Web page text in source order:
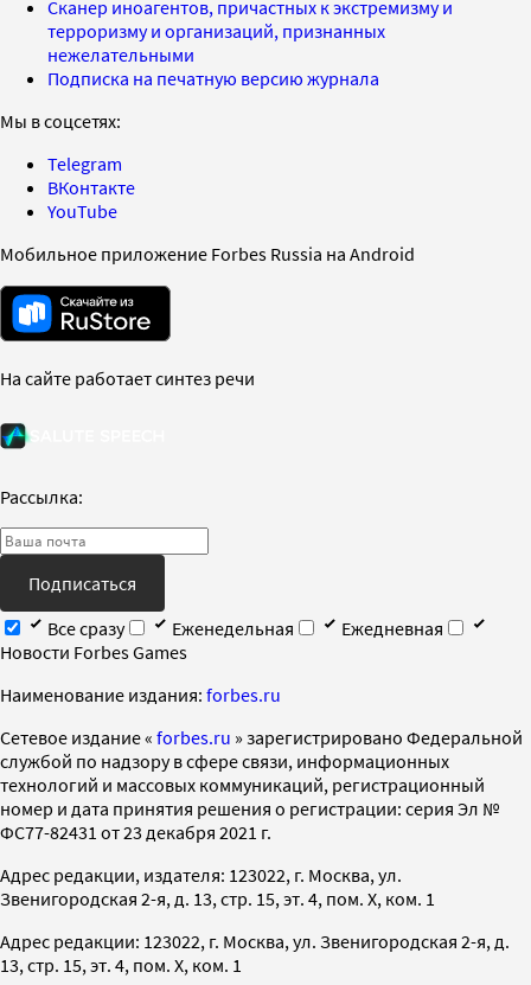
Сканер иноагентов, причастных к экстремизму и
терроризму и организаций, признанных
нежелательными
Подписка на печатную версию журнала
Мы в соцсетях:
Telegram
ВКонтакте
YouTube
Мобильное приложение Forbes Russia на Android
На сайте работает синтез речи
Рассылка:
Подписаться
Все сразу
Еженедельная
Ежедневная
Новости Forbes Games
Наименование издания: forbes.ru
Cетевое издание « forbes.ru » зарегистрировано Федеральной
службой по надзору в сфере связи, информационных
технологий и массовых коммуникаций, регистрационный
номер и дата принятия решения о регистрации: серия Эл №
ФС77-82431 от 23 декабря 2021 г.
Адрес редакции, издателя: 123022, г. Москва, ул.
Звенигородская 2-я, д. 13, стр. 15, эт. 4, пом. X, ком. 1
Адрес редакции: 123022, г. Москва, ул. Звенигородская 2-я, д.
13, стр. 15, эт. 4, пом. X, ком. 1